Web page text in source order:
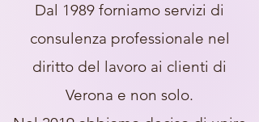
Dal 1989 forniamo servizi di
consulenza professionale nel
diritto del lavoro ai clienti di
Verona e non solo.